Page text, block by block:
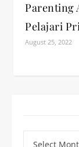
Parenting
Pelajari
August 25, 2022